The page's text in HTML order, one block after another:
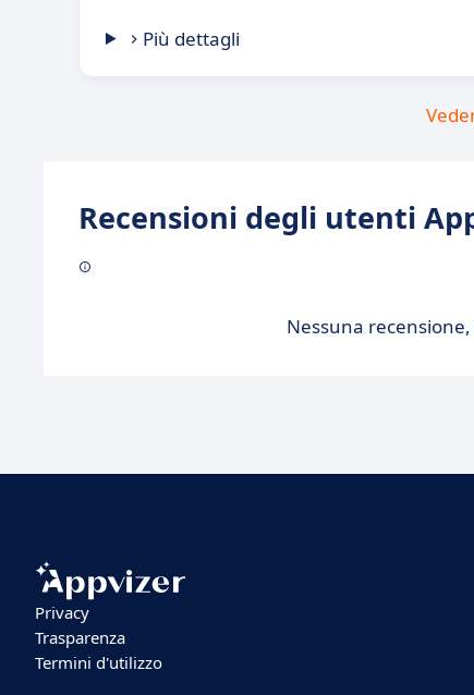
Più dettagli
Recensioni degli utenti
Nessuna
Privacy
Trasparenza
Termini d'utilizzo